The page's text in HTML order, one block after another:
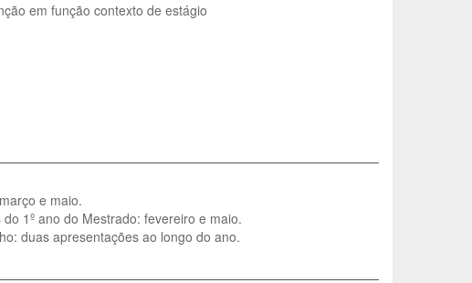
em função contexto de estágio
e maio.
1º ano do Mestrado: fevereiro e maio.
duas apresentações ao longo do ano.